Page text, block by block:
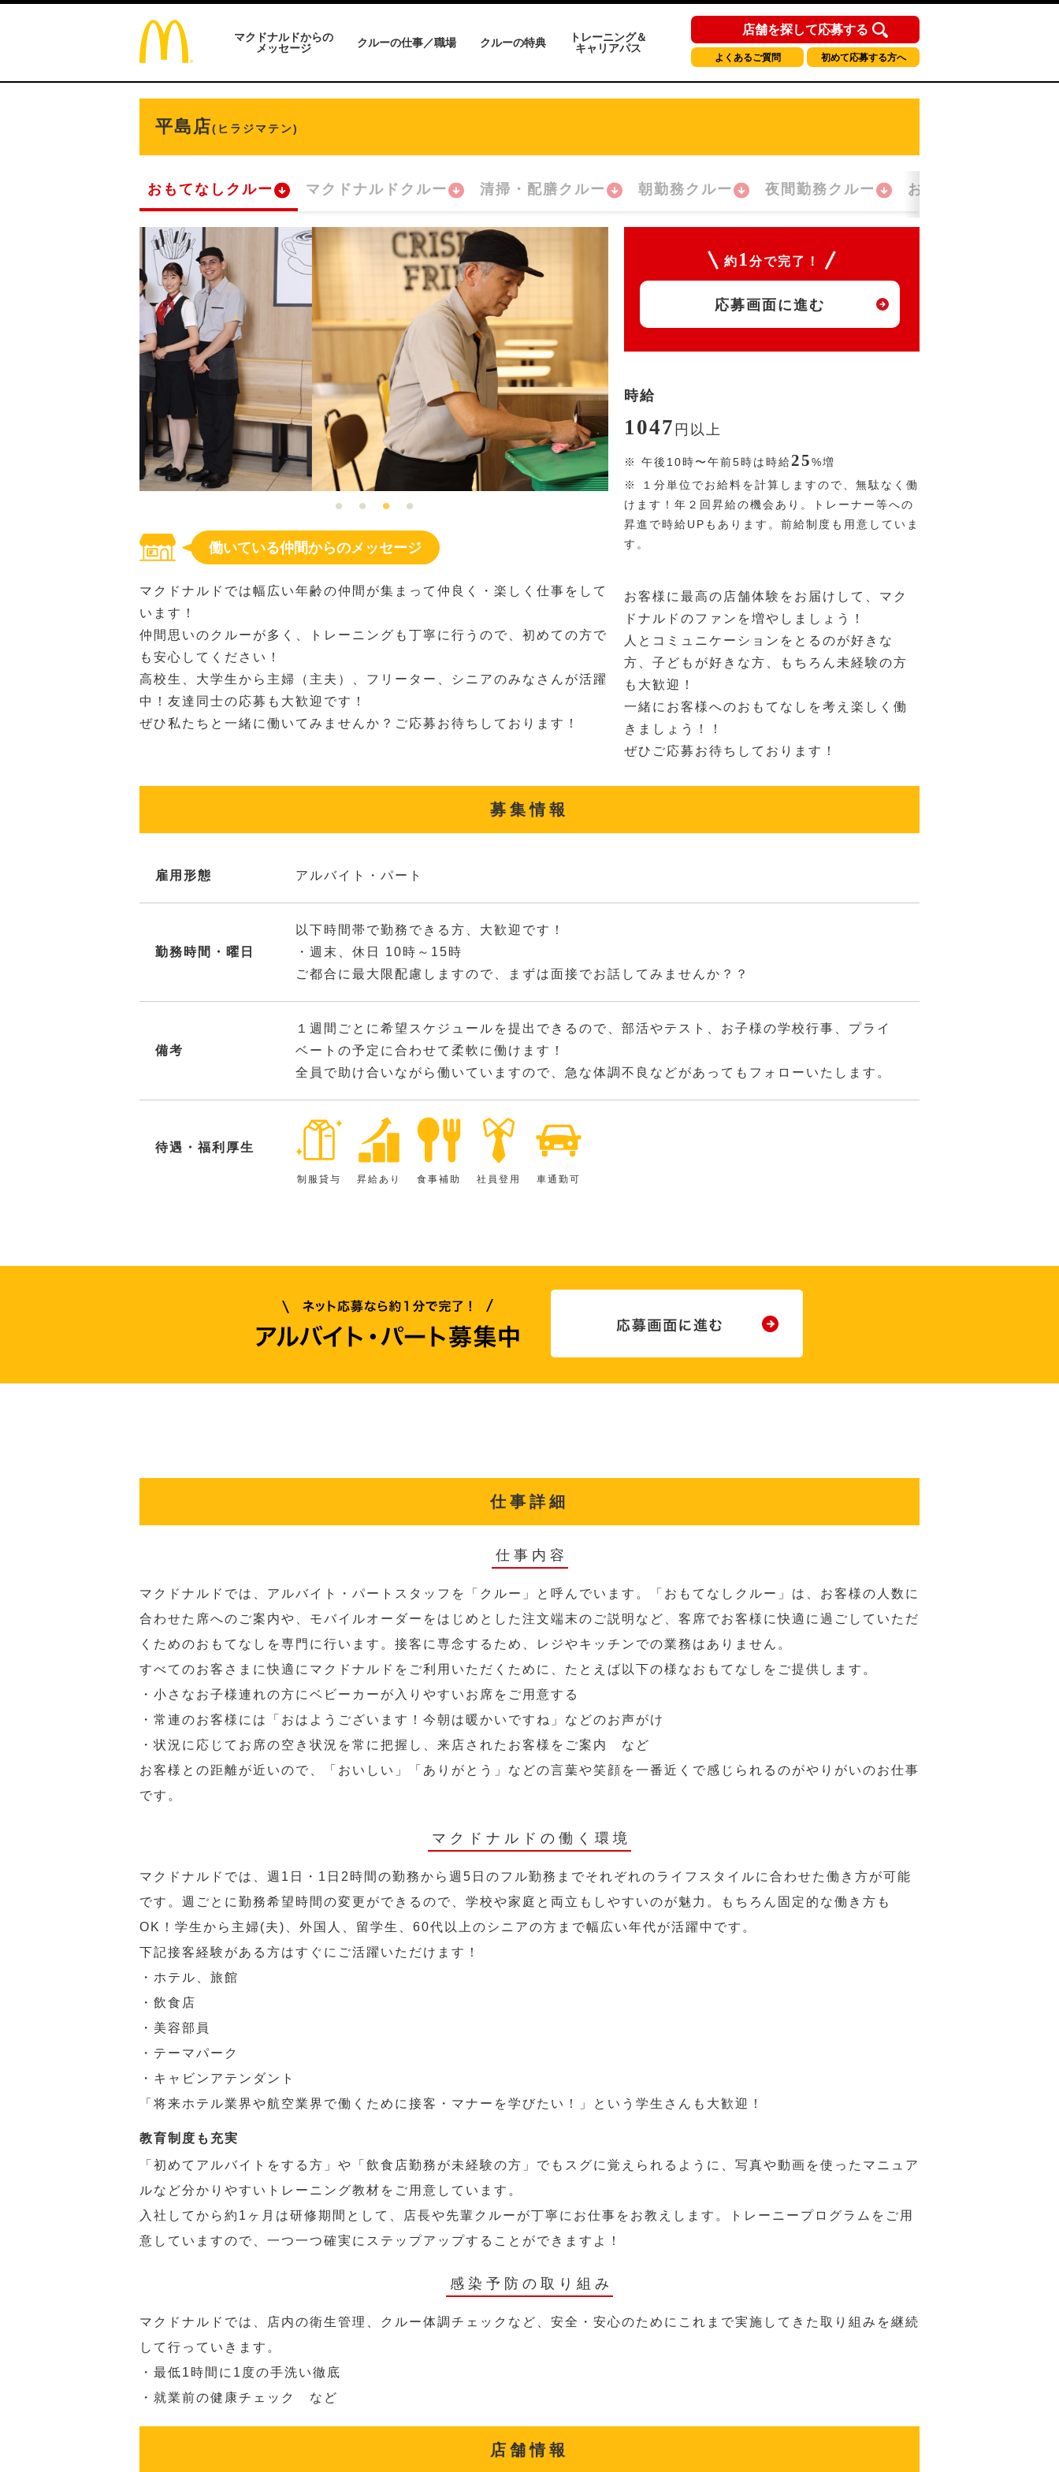
マクドナルドからの
メッセージ
クルーの仕事／職場 クルーの特典
トレーニング＆
キャリアパス
店舗を探して応募する
よくあるご質問 初めて応募する方へ
平島店(ヒラジマテン)
おもてなしクルー マクドナルドクルー 清掃・配膳クルー 朝勤務クルー 夜間勤務クルー おかえり！クルー
働いている仲間からのメッセージ
マクドナルドでは幅広い年齢の仲間が集まって仲良く・楽しく仕事をして
います！
仲間思いのクルーが多く、トレーニングも丁寧に行うので、初めての方で
も安心してください！
高校生、大学生から主婦（主夫）、フリーター、シニアのみなさんが活躍
中！友達同士の応募も大歓迎です！
ぜひ私たちと一緒に働いてみませんか？ご応募お待ちしております！
約 1 分で完了！
応募画面に進む
時給
1047 円 以上
※ 午後10時〜午前5時は時給25%増
※
１分単位でお給料を計算しますので、無駄なく働
けます！年２回昇給の機会あり。トレーナー等への
昇進で時給UPもあります。前給制度も用意していま
す。
お客様に最高の店舗体験をお届けして、マク
ドナルドのファンを増やしましょう！
人とコミュニケーションをとるのが好きな
方、子どもが好きな方、もちろん未経験の方
も大歓迎！
一緒にお客様へのおもてなしを考え楽しく働
きましょう！！
ぜひご応募お待ちしております！
募集情報
雇用形態 アルバイト・パート
勤務時間・曜日
以下時間帯で勤務できる方、大歓迎です！
・週末、休日 10時～15時
ご都合に最大限配慮しますので、まずは面接でお話してみませんか？？
備考
１週間ごとに希望スケジュールを提出できるので、部活やテスト、お子様の学校行事、プライ
ベートの予定に合わせて柔軟に働けます！
全員で助け合いながら働いていますので、急な体調不良などがあってもフォローいたします。
待遇・福利厚生
制服貸与 昇給あり 食事補助 社員登用 車通勤可
仕事詳細
仕事内容
マクドナルドでは、アルバイト・パートスタッフを「クルー」と呼んでいます。「おもてなしクルー」は、お客様の人数に
合わせた席へのご案内や、モバイルオーダーをはじめとした注文端末のご説明など、客席でお客様に快適に過ごしていただ
くためのおもてなしを専門に行います。接客に専念するため、レジやキッチンでの業務はありません。
すべてのお客さまに快適にマクドナルドをご利用いただくために、たとえば以下の様なおもてなしをご提供します。
・小さなお子様連れの方にベビーカーが入りやすいお席をご用意する
・常連のお客様には「おはようございます！今朝は暖かいですね」などのお声がけ
・状況に応じてお席の空き状況を常に把握し、来店されたお客様をご案内 など
お客様との距離が近いので、「おいしい」「ありがとう」などの言葉や笑顔を一番近くで感じられるのがやりがいのお仕事
です。
マクドナルドの働く環境
マクドナルドでは、週1日・1日2時間の勤務から週5日のフル勤務までそれぞれのライフスタイルに合わせた働き方が可能
です。週ごとに勤務希望時間の変更ができるので、学校や家庭と両立もしやすいのが魅力。もちろん固定的な働き方も
OK！学生から主婦(夫)、外国人、留学生、60代以上のシニアの方まで幅広い年代が活躍中です。
下記接客経験がある方はすぐにご活躍いただけます！
・ホテル、旅館
・飲食店
・美容部員
・テーマパーク
・キャビンアテンダント
「将来ホテル業界や航空業界で働くために接客・マナーを学びたい！」という学生さんも大歓迎！
教育制度も充実
「初めてアルバイトをする方」や「飲食店勤務が未経験の方」でもスグに覚えられるように、写真や動画を使ったマニュア
ルなど分かりやすいトレーニング教材をご用意しています。
入社してから約1ヶ月は研修期間として、店長や先輩クルーが丁寧にお仕事をお教えします。トレーニープログラムをご用
意していますので、一つ一つ確実にステップアップすることができますよ！
感染予防の取り組み
マクドナルドでは、店内の衛生管理、クルー体調チェックなど、安全・安心のためにこれまで実施してきた取り組みを継続
して行っていきます。
・最低1時間に1度の手洗い徹底
・就業前の健康チェック など
店舗情報